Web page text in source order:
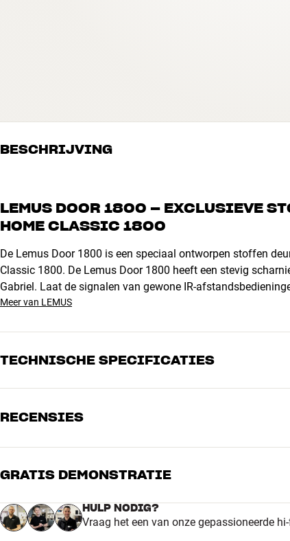
BESCHRIJVING
LEMUS DOOR 1800 – EXCLUSIEVE
HOME CLASSIC 1800
De Lemus Door 1800 is een speciaal ontworpen stoffen
Classic 1800. De Lemus Door 1800 heeft een stevig
Gabriel. Laat de signalen van gewone IR-
Meer van LEMUS
TECHNISCHE SPECIFICATIES
AFMETINGEN EN DESIGN
Gewicht (kg)
0,5
Afmetingen (verpakking)
ALGEMENE KARAKTERISTIEKEN
RECENSIES
5
4
3
GRATIS DEMONSTRATIE
HULP NODIG?
Vraag het een van onze gepassioneerde